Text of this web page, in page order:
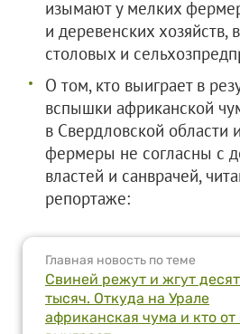
изымают у мелких
и деревенских хозяйств,
столовых и
О том, кто выиграет в
вспышки африканской
в Свердловской области
фермеры не согласны с
властей и санврачей,
репортаже:
Главная новость по теме
Свиней режут и жгут
тысяч. Откуда на Урале
африканская чума и кто от